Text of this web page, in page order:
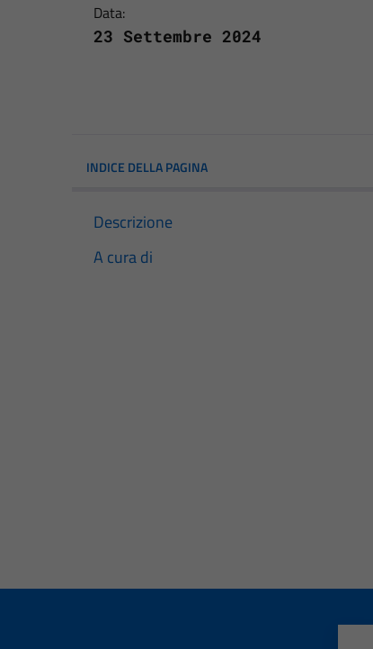
Data:
23 Settembre 2024
INDICE DELLA PAGINA
Descrizione
A cura di